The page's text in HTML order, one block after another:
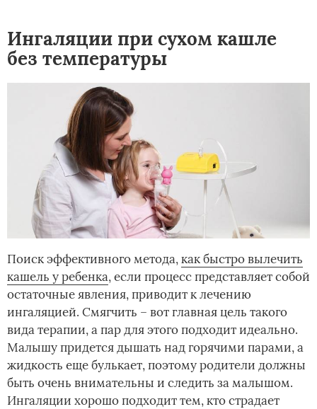
Ингаляции при сухом кашле
без температуры
Поиск эффективного метода,как быстро вылечить
кашель у ребенка, если процесс представляет собой
остаточные явления, приводит к лечению
ингаляцией. Смягчить – вот главная цель такого
вида терапии, а пар для этого подходит идеально.
Малышу придется дышать над горячими парами, а
жидкость еще булькает, поэтому родители должны
быть очень внимательны и следить за малышом.
Ингаляции хорошо подходит тем, кто страдает